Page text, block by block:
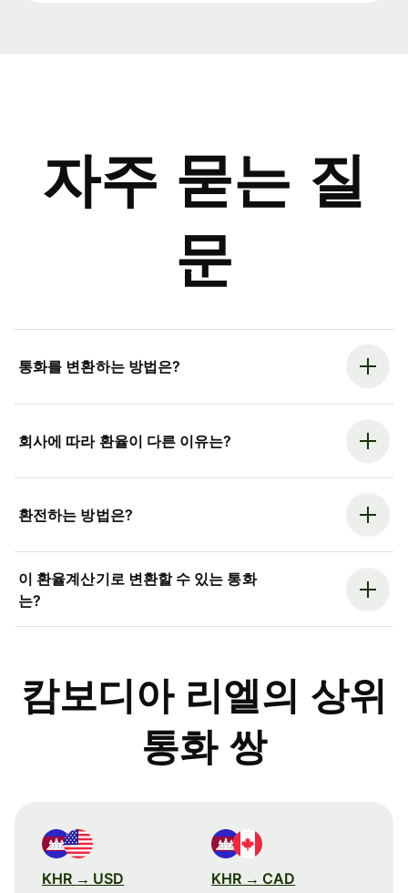
자주 묻는 질
문
통화를 변환하는 방법은?
회사에 따라 환율이 다른 이유는?
환전하는 방법은?
이 환율계산기로 변환할 수 있는 통화
는?
캄보디아 리엘의 상위
통화 쌍
KHR → USD KHR → CAD